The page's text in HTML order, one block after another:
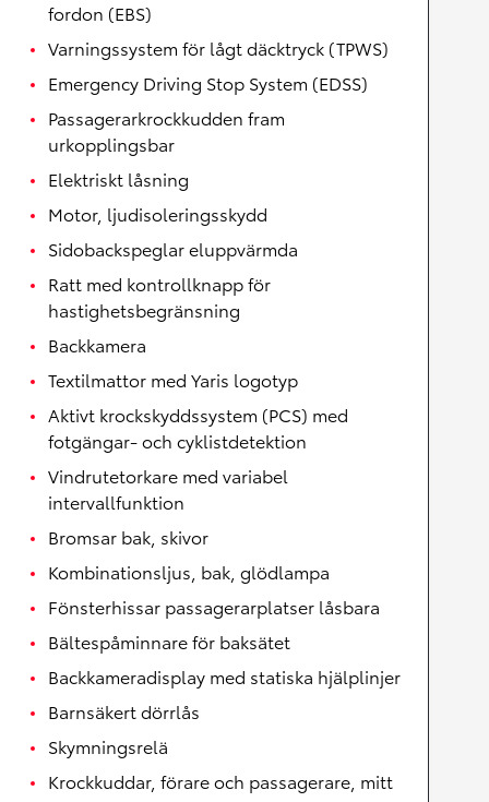
fordon (EBS)
Varningssystem för lågt däcktryck (TPWS)
Emergency Driving Stop System (EDSS)
Passagerarkrockkudden fram
urkopplingsbar
Elektriskt låsning
Motor, ljudisoleringsskydd
Sidobackspeglar eluppvärmda
Ratt med kontrollknapp för
hastighetsbegränsning
Backkamera
Textilmattor med Yaris logotyp
Aktivt krockskyddssystem (PCS) med
fotgängar- och cyklistdetektion
Vindrutetorkare med variabel
intervallfunktion
Bromsar bak, skivor
Kombinationsljus, bak, glödlampa
Fönsterhissar passagerarplatser låsbara
Bältespåminnare för baksätet
Backkameradisplay med statiska hjälplinjer
Barnsäkert dörrlås
Skymningsrelä
Krockkuddar, förare och passagerare, mitt